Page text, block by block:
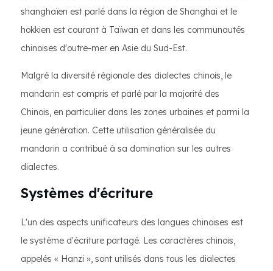
shanghaïen est parlé dans la région de Shanghai et le
hokkien est courant à Taïwan et dans les communautés
chinoises d'outre-mer en Asie du Sud-Est.
Malgré la diversité régionale des dialectes chinois, le
mandarin est compris et parlé par la majorité des
Chinois, en particulier dans les zones urbaines et parmi la
jeune génération. Cette utilisation généralisée du
mandarin a contribué à sa domination sur les autres
dialectes.
Systèmes d'écriture
L'un des aspects unificateurs des langues chinoises est
le système d'écriture partagé. Les caractères chinois,
appelés « Hanzi », sont utilisés dans tous les dialectes